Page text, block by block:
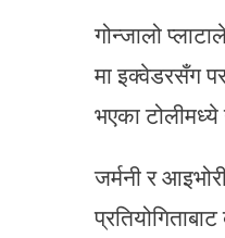
गोन्जालो
मा इक्वेडरसँग
भएका
जर्मनी र